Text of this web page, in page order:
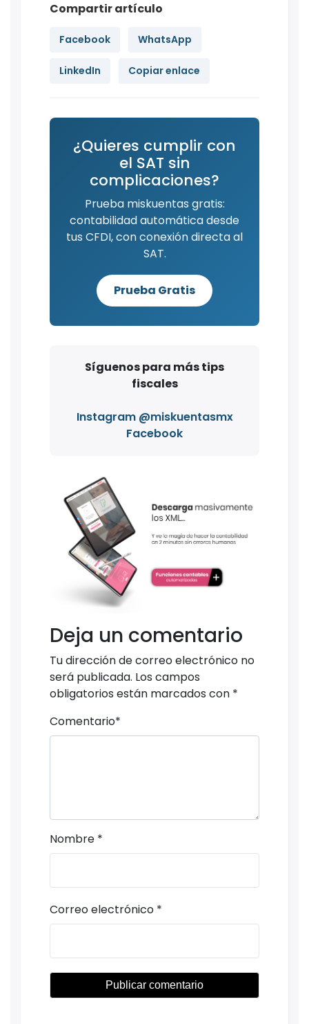
Compartir artículo
Facebook WhatsApp
LinkedIn Copiar enlace
¿Quieres cumplir con
el SAT sin
complicaciones?
Prueba miskuentas gratis:
contabilidad automática desde
tus CFDI, con conexión directa al
SAT.
Prueba Gratis
Síguenos para más tips
fiscales
Instagram @miskuentasmx
Facebook
Deja un comentario
Tu dirección de correo electrónico no
será publicada. Los campos
obligatorios están marcados con *
Comentario*
Nombre *
Correo electrónico *